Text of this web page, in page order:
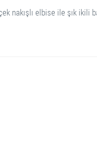
nakışlı elbise ile şık ikili